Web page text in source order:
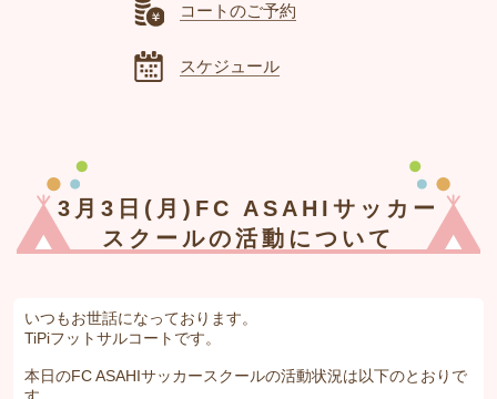
コートのご予約
スケジュール
3月3日(月)FC ASAHIサッカー
スクールの活動について
いつもお世話になっております。
TiPiフットサルコートです。
本日のFC ASAHIサッカースクールの活動状況は以下のとおりで